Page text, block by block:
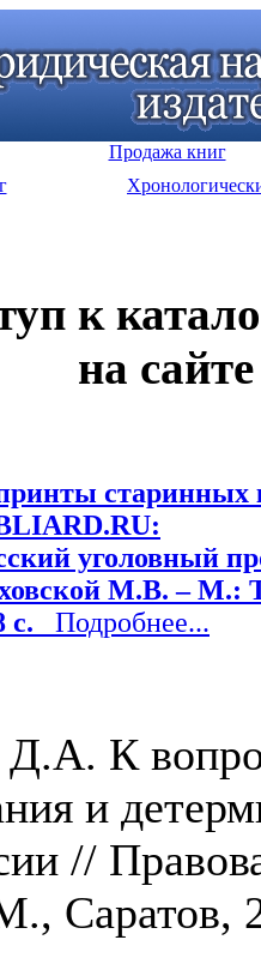
Продажа книг
к
на
старинных
уголовный
М.В. – М.:
с. Подробнее...
К
и
//
Саратов,